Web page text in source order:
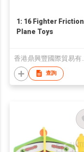
1: 16 Fighter Friction
Plane Toys
查詢